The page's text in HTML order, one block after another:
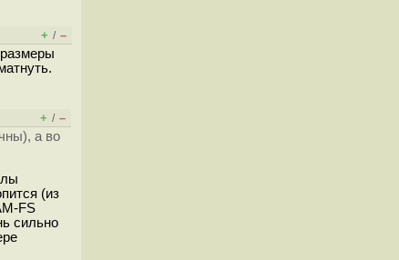
+ / –
+ / –
а во
(из
FS
сильно